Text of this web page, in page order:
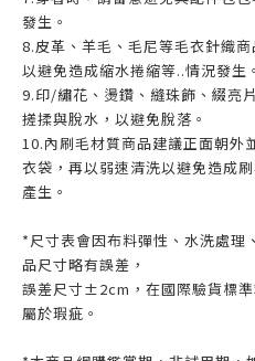
發生。
8.皮革、羊毛、毛尼等毛衣針織
以避免造成縮水捲縮等..情況發生。
9.印/繡花、燙鑽、縫珠飾、綴亮
搓揉與脫水，以避免脫落。
10.內刷毛材質商品建議正面朝外
衣袋，再以弱速清洗以避免造成
產生。
*尺寸表會因布料彈性、水洗處理
品尺寸略有誤差，
誤差尺寸±2cm，在國際驗貨標
屬於瑕疵。